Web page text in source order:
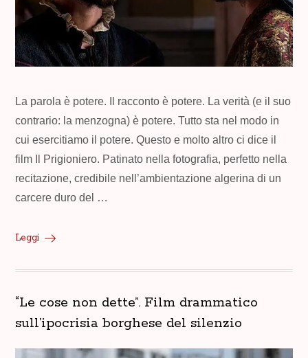
La parola è potere. Il racconto è potere. La verità (e il suo
contrario: la menzogna) è potere. Tutto sta nel modo in
cui esercitiamo il potere. Questo e molto altro ci dice il
film Il Prigioniero. Patinato nella fotografia, perfetto nella
recitazione, credibile nell’ambientazione algerina di un
carcere duro del …
Leggi
“Le cose non dette”. Film drammatico
sull’ipocrisia borghese del silenzio